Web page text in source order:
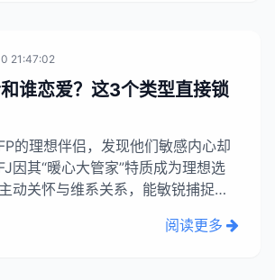
21:47:02
谁恋爱？这3个类型直接锁
的理想伴侣，发现他们敏感内心却
因其“暖心大管家”特质成为理想选
动关怀与维系关系，能敏锐捕捉并
，给予ISFP至关重要的情感支持与
阅读更多